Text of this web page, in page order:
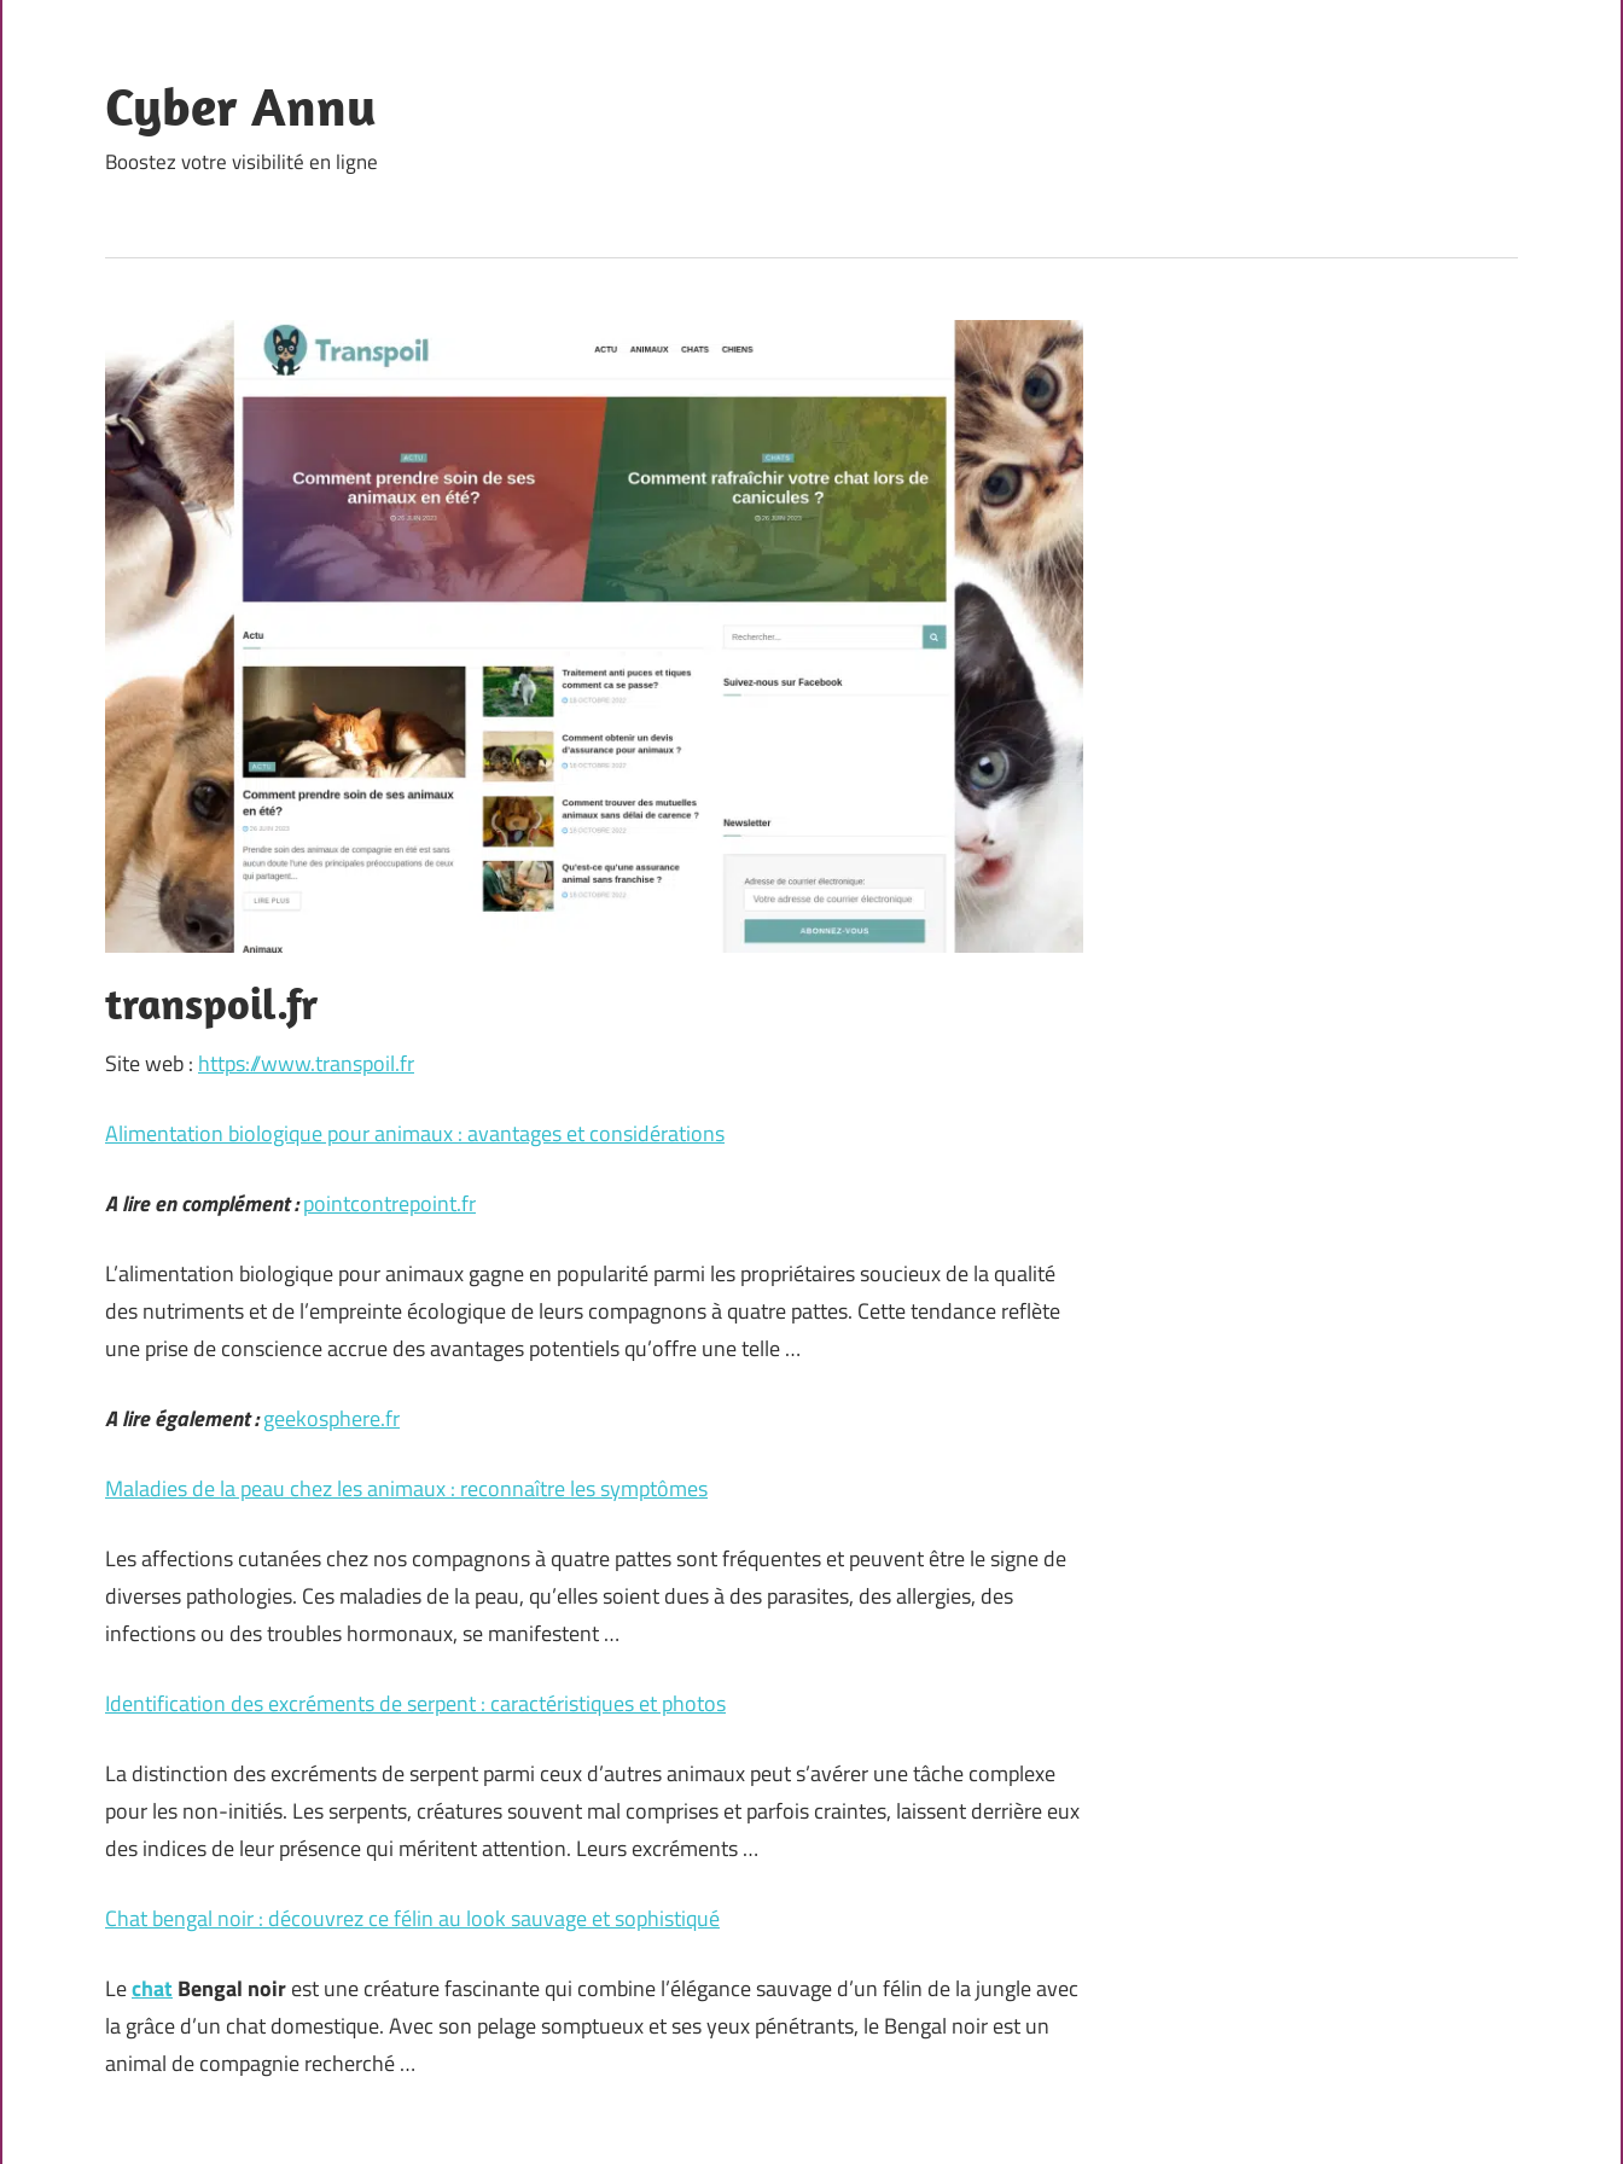
content
Cyber Annu
Boostez votre visibilité en ligne
transpoil.fr
Site web : https://www.transpoil.fr
Alimentation biologique pour animaux : avantages et considérations
A lire en complément :pointcontrepoint.fr
L’alimentation biologique pour animaux gagne en popularité parmi les propriétaires soucieux de la qualité
des nutriments et de l’empreinte écologique de leurs compagnons à quatre pattes. Cette tendance reflète
une prise de conscience accrue des avantages potentiels qu’offre une telle …
A lire également :geekosphere.fr
Maladies de la peau chez les animaux : reconnaître les symptômes
Les affections cutanées chez nos compagnons à quatre pattes sont fréquentes et peuvent être le signe de
diverses pathologies. Ces maladies de la peau, qu’elles soient dues à des parasites, des allergies, des
infections ou des troubles hormonaux, se manifestent …
Identification des excréments de serpent : caractéristiques et photos
La distinction des excréments de serpent parmi ceux d’autres animaux peut s’avérer une tâche complexe
pour les non-initiés. Les serpents, créatures souvent mal comprises et parfois craintes, laissent derrière eux
des indices de leur présence qui méritent attention. Leurs excréments …
Chat bengal noir : découvrez ce félin au look sauvage et sophistiqué
Lechat Bengal noirest une créature fascinante qui combine l’élégance sauvage d’un félin de la jungle avec
la grâce d’un chat domestique. Avec son pelage somptueux et ses yeux pénétrants, le Bengal noir est un
animal de compagnie recherché …